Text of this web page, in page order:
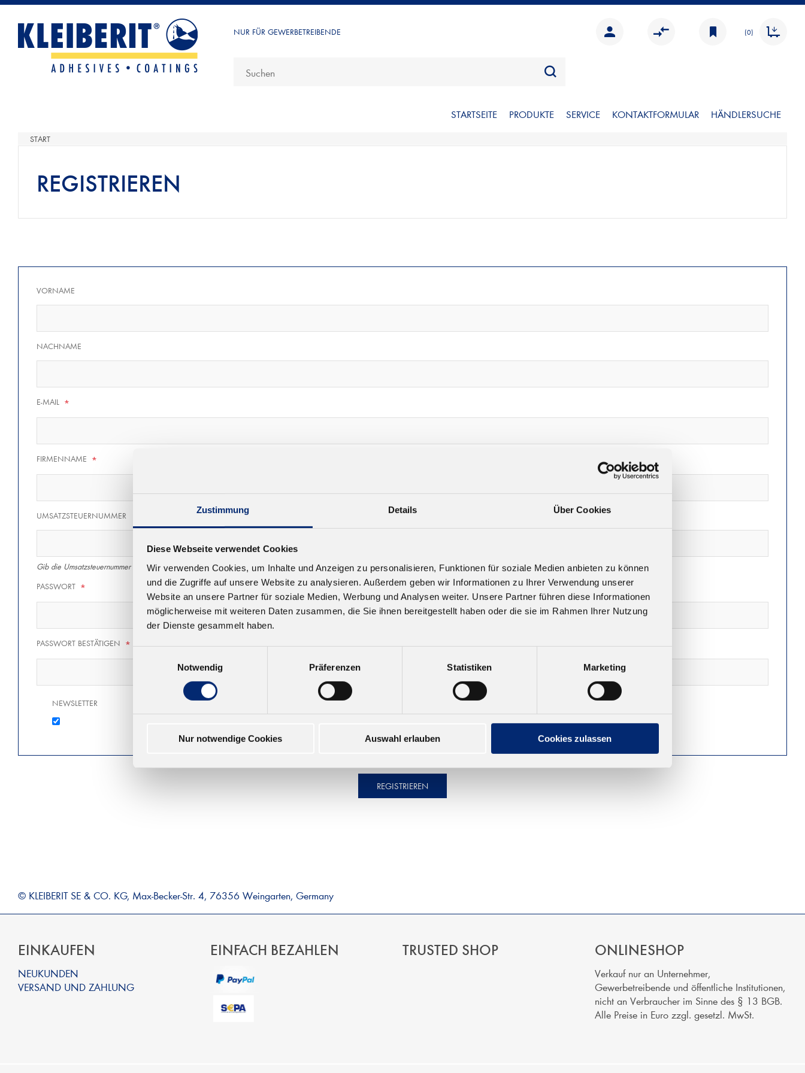
Zustimmung Details Über Cookies
Diese Webseite verwendet Cookies
Wir verwenden Cookies, um Inhalte und Anzeigen zu personalisieren, Funktionen für soziale Medien anbieten zu können
und die Zugriffe auf unsere Website zu analysieren. Außerdem geben wir Informationen zu Ihrer Verwendung unserer
Website an unsere Partner für soziale Medien, Werbung und Analysen weiter. Unsere Partner führen diese Informationen
möglicherweise mit weiteren Daten zusammen, die Sie ihnen bereitgestellt haben oder die sie im Rahmen Ihrer Nutzung
der Dienste gesammelt haben.
Notwendig
Präferenzen Statistiken Marketing
Nur notwendige Cookies Auswahl erlauben Cookies zulassen
NUR FÜR GEWERBETREIBENDE (0)
STARTSEITE PRODUKTE SERVICE KONTAKTFORMULAR HÄNDLERSUCHE
START
REGISTRIEREN
VORNAME
NACHNAME
E-MAIL *
FIRMENNAME *
UMSATZSTEUERNUMMER
Gib die Umsatzsteuernummer inkl. des Ländercodes ein (z.B. DE123456789)
PASSWORT *
PASSWORT BESTÄTIGEN *
NEWSLETTER
REGISTRIEREN
© KLEIBERIT SE & CO. KG, Max-Becker-Str. 4, 76356 Weingarten, Germany
EINKAUFEN
NEUKUNDEN
VERSAND UND ZAHLUNG
EINFACH BEZAHLEN TRUSTED SHOP ONLINESHOP
Verkauf nur an Unternehmer,
Gewerbetreibende und öffentliche Institutionen,
nicht an Verbraucher im Sinne des § 13 BGB.
Alle Preise in Euro zzgl. gesetzl. MwSt.